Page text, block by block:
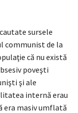
sursele
communist de la
că nu există
poveşti
şi ale
internă erau
era masiv umflată